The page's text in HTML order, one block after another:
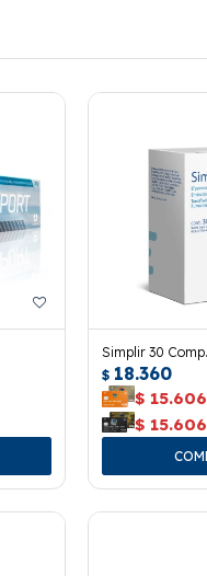
Simplir 30 Comp.
$ 18.360
$ 15.606
$ 15.606